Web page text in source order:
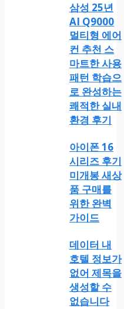
삼성 25년
AI Q9000
멀티형 에어
컨 추천 스
마트한 사용
패턴 학습으
로 완성하는
쾌적한 실내
환경 후기
아이폰 16
시리즈 후기
미개봉 새상
품 구매를
위한 완벽
가이드
데이터 내
호텔 정보가
없어 제목을
생성할 수
없습니다